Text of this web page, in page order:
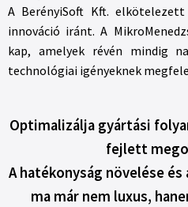
A BerényiSoft Kft.
innováció iránt. A
kap, amelyek révén mindig
technológiai igényeknek
Optimalizálja gyártási
fejlett
A hatékonyság növelése
ma már nem luxus,